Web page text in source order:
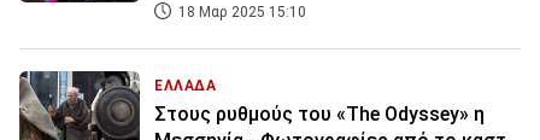
18 Μαρ 2025 15:10
ΕΛΛΑΔΑ
Στους ρυθμούς του «The Odyssey» η